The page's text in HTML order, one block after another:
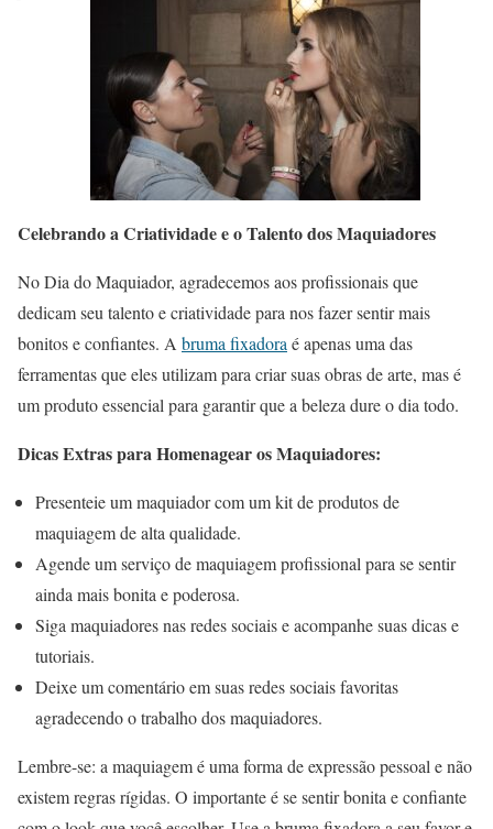
Celebrando a Criatividade e o Talento dos Maquiadores
No Dia do Maquiador, agradecemos aos profissionais que
dedicam seu talento e criatividade para nos fazer sentir mais
bonitos e confiantes. A bruma fixadoraé apenas uma das
ferramentas que eles utilizam para criar suas obras de arte, mas é
um produto essencial para garantir que a beleza dure o dia todo.
Dicas Extras para Homenagear os Maquiadores:
Presenteie um maquiador com um kit de produtos de
maquiagem de alta qualidade.
Agende um serviço de maquiagem profissional para se sentir
ainda mais bonita e poderosa.
Siga maquiadores nas redes sociais e acompanhe suas dicas e
tutoriais.
Deixe um comentário em suas redes sociais favoritas
agradecendo o trabalho dos maquiadores.
Lembre-se: a maquiagem é uma forma de expressão pessoal e não
existem regras rígidas. O importante é se sentir bonita e confiante